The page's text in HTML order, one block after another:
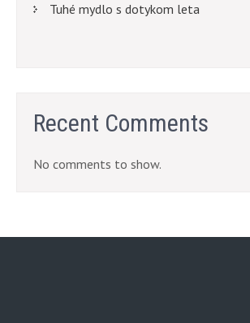
Tuhé mydlo s dotykom leta
Recent Comments
No comments to show.